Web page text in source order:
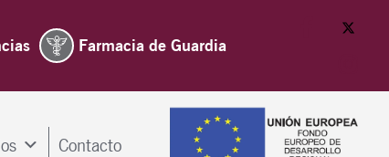
Farmacia de Guardia
Contacto